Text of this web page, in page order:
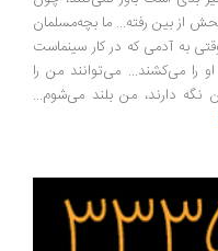
از بین رفته... ما بچه‌مسلمان
به آدمی که در کار سینماست
را می‌کشند... می‌توانند من را
نگه دارند، من بلند می‌شوم...